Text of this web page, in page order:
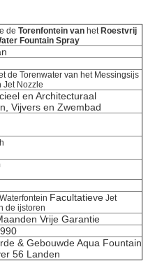
de Torenfontein vanhet Roestvrij
Fountain Spray
de Torenwater van het Messingsijs
Jet Nozzle
en Architecturaal
Vijvers en Zwembad
Waterfontein Facultatieve Jet
de ijstoren
Vrije Garantie
& Gebouwde Aqua Fountain
56 Landen